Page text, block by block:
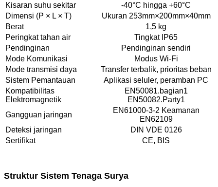
Kisaran suhu sekitar
-40°C hingga +60°C
Dimensi (P × L × T)
Ukuran 253mm×200mm×40mm
Berat
1,5 kg
Peringkat tahan air
Tingkat IP65
Pendinginan
Pendinginan sendiri
Mode Komunikasi
Modus Wi-Fi
Mode transmisi daya
Transfer terbalik, prioritas beban
Sistem Pemantauan
Aplikasi seluler, peramban PC
Kompatibilitas
Elektromagnetik
EN50081.bagian1
EN50082.Party1
Gangguan jaringan
EN61000-3-2 Keamanan
EN62109
Deteksi jaringan
DIN VDE 0126
Sertifikat
CE, BIS
Struktur Sistem Tenaga Surya